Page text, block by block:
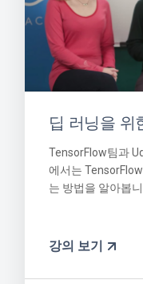
딥 러닝을 위
TensorFlow팀과
에서는
는 방법을 알아봅니
강의 보기